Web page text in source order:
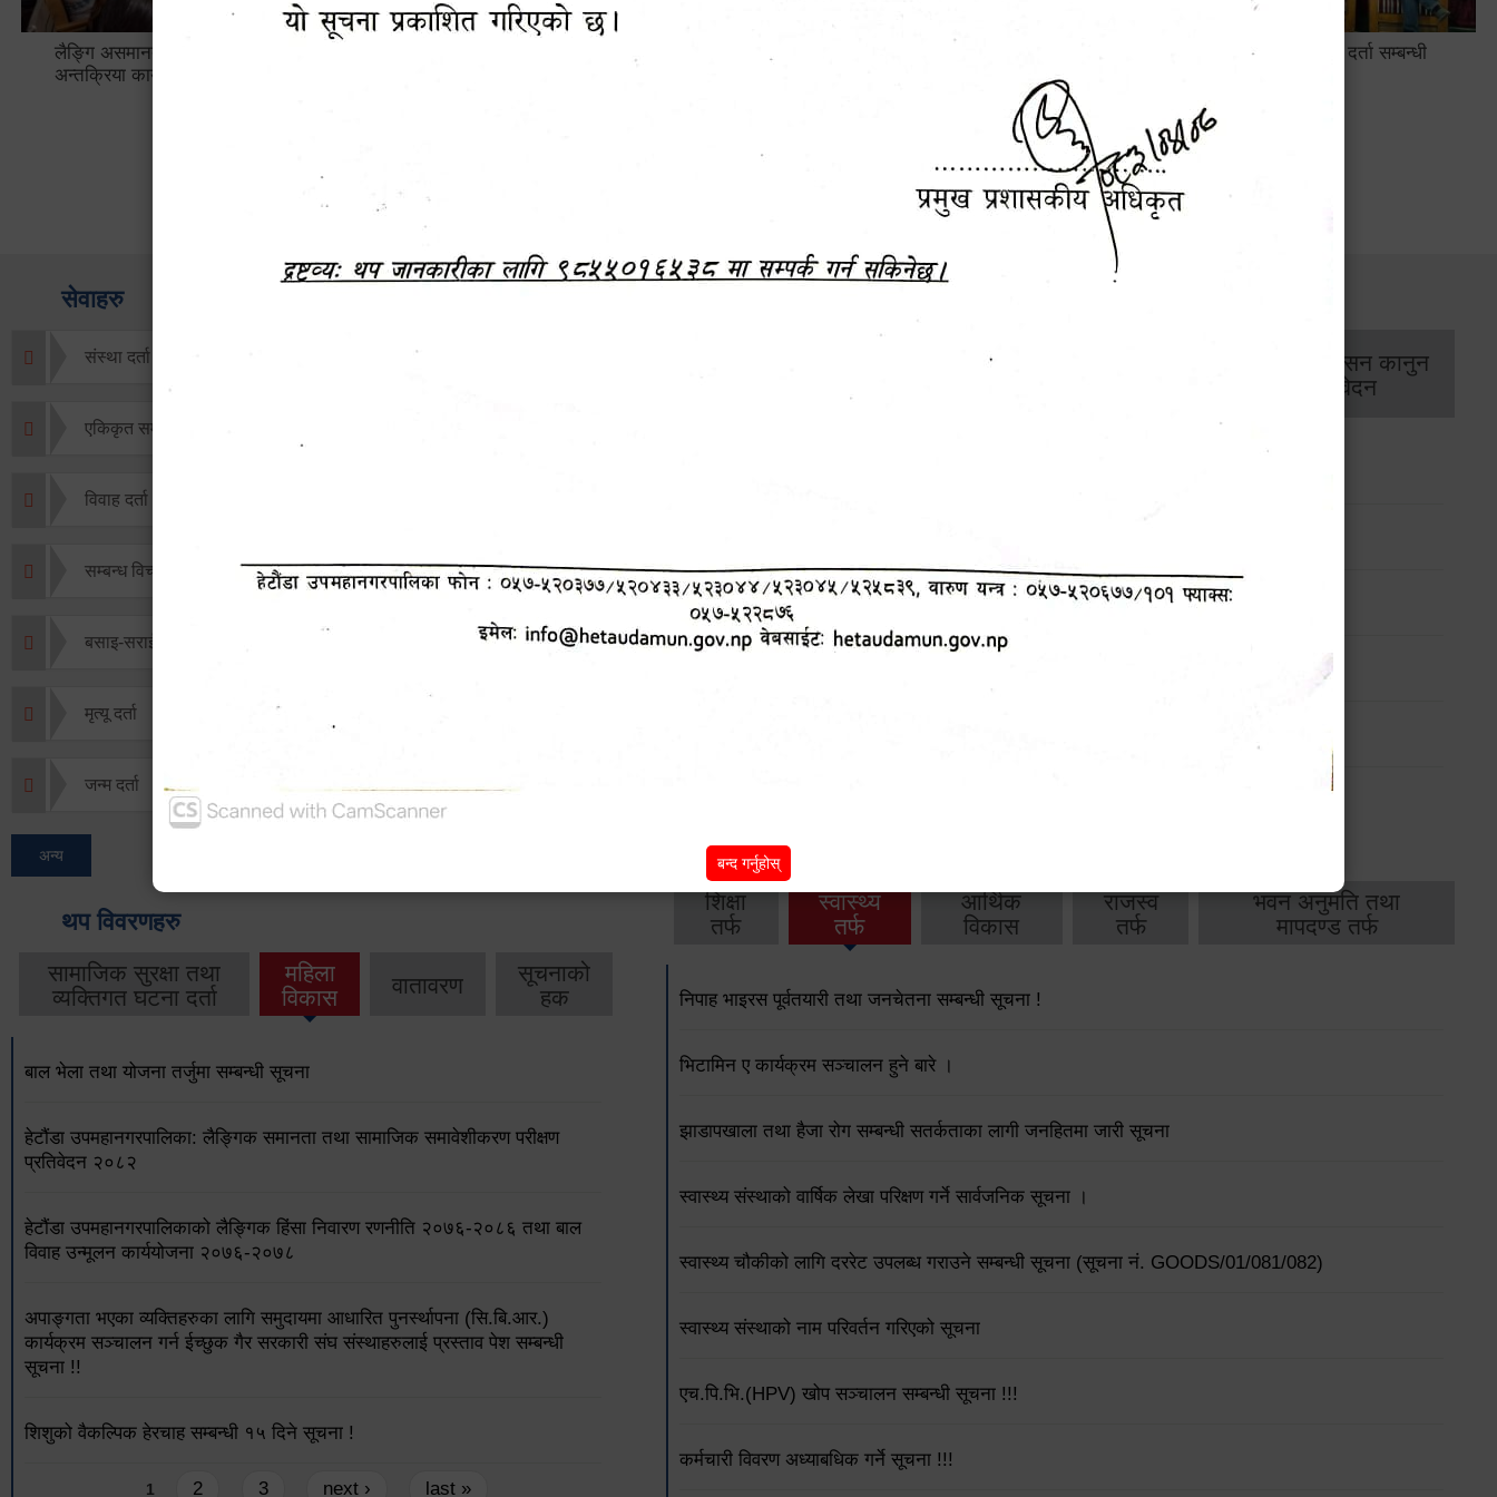
लैङ्गि असमानताका विबिध पक्षहरु विषयक
अन्तक्रिया कार्यक्रम
सामाजिक सुरक्षा तथा घटना दर्ता सम्बन्धी
सेवाहरु
संस्था दर्ता सिफारिस
एकिकृत सम्पत्ति कर/घर जग्गा कर
विवाह दर्ता
सम्बन्ध विच्छेद दर्ता
बसाइ-सराई जाने/आउने दर्ता
मृत्यू दर्ता
जन्म दर्ता
अन्य
थप विवरणहरु
सामाजिक सुरक्षा तथा
व्यक्तिगत घटना दर्ता
महिला
विकास
वातावरण
सूचनाको
हक
बाल भेला तथा योजना तर्जुमा सम्बन्धी सूचना
हेटौंडा उपमहानगरपालिका: लैङ्गिक समानता तथा सामाजिक समावेशीकरण परीक्षण
प्रतिवेदन २०८२
हेटौंडा उपमहानगरपालिकाको लैङ्गिक हिंसा निवारण रणनीति २०७६-२०८६ तथा बाल
विवाह उन्मूलन कार्ययोजना २०७६-२०७८
अपाङ्गता भएका व्यक्तिहरुका लागि समुदायमा आधारित पुनर्स्थापना (सि.बि.आर.)
कार्यक्रम सञ्चालन गर्न ईच्छुक गैर सरकारी संघ संस्थाहरुलाई प्रस्ताव पेश सम्बन्धी
सूचना !!
शिशुको वैकल्पिक हेरचाह सम्बन्धी १५ दिने सूचना !
1 2 3 next › last »
आर्थिक प्रशासन कानुन
/ प्रतिवेदन
आ.व. २०८१/०८२ को वार्षिक बजेट, नीति तथा कार्यक्रम
अन्य विवरणहरु
शिक्षा
तर्फ
स्वास्थ्य
तर्फ
आर्थिक
विकास
राजस्व
तर्फ
भवन अनुमति तथा
मापदण्ड तर्फ
निपाह भाइरस पूर्वतयारी तथा जनचेतना सम्बन्धी सूचना !
भिटामिन ए कार्यक्रम सञ्चालन हुने बारे ।
झाडापखाला तथा हैजा रोग सम्बन्धी सतर्कताका लागी जनहितमा जारी सूचना
स्वास्थ्य संस्थाको वार्षिक लेखा परिक्षण गर्ने सार्वजनिक सूचना ।
स्वास्थ्य चौकीको लागि दररेट उपलब्ध गराउने सम्बन्धी सूचना (सूचना नं. GOODS/01/081/082)
स्वास्थ्य संस्थाको नाम परिवर्तन गरिएको सूचना
एच.पि.भि.(HPV) खोप सञ्चालन सम्बन्धी सूचना !!!
कर्मचारी विवरण अध्याबधिक गर्ने सूचना !!!
बन्द गर्नुहोस्